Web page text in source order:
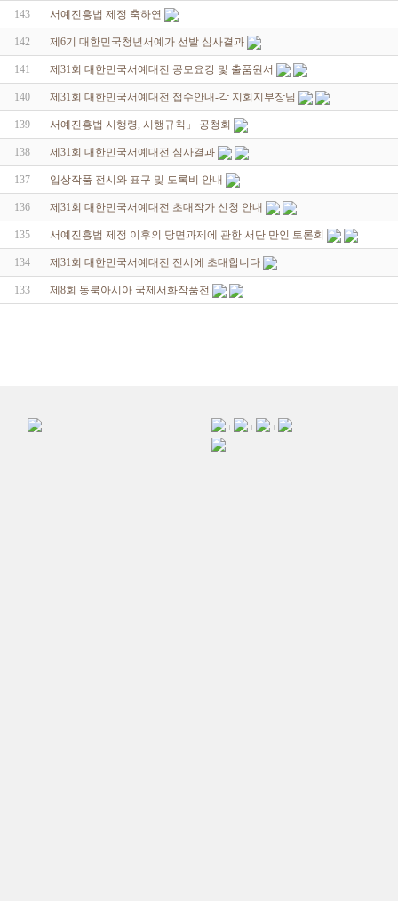
143 서예진흥법 제정 축하연
142 제6기 대한민국청년서예가 선발 심사결과
141 제31회 대한민국서예대전 공모요강 및 출품원서
140 제31회 대한민국서예대전 접수안내-각 지회지부장님
139 서예진흥법 시행령, 시행규칙」 공청회
138 제31회 대한민국서예대전 심사결과
137 입상작품 전시와 표구 및 도록비 안내
136 제31회 대한민국서예대전 초대작가 신청 안내
135 서예진흥법 제정 이후의 당면과제에 관한 서단 만인 토론회
134 제31회 대한민국서예대전 전시에 초대합니다
133 제8회 동북아시아 국제서화작품전